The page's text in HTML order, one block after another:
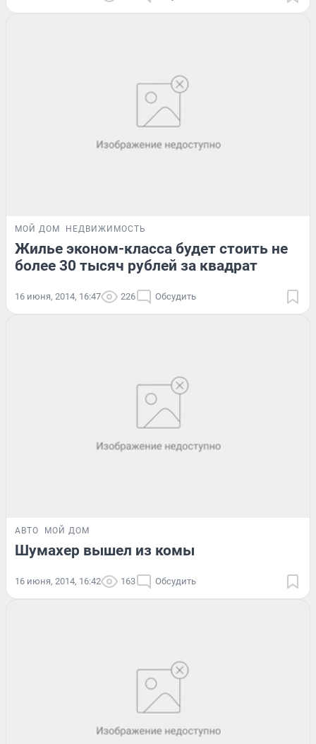
МОЙ ДОМ НЕДВИЖИМОСТЬ
Жилье эконом-класса будет стоить не
более 30 тысяч рублей за квадрат
16 июня, 2014, 16:47 226 Обсудить
АВТО МОЙ ДОМ
Шумахер вышел из комы
16 июня, 2014, 16:42 163 Обсудить